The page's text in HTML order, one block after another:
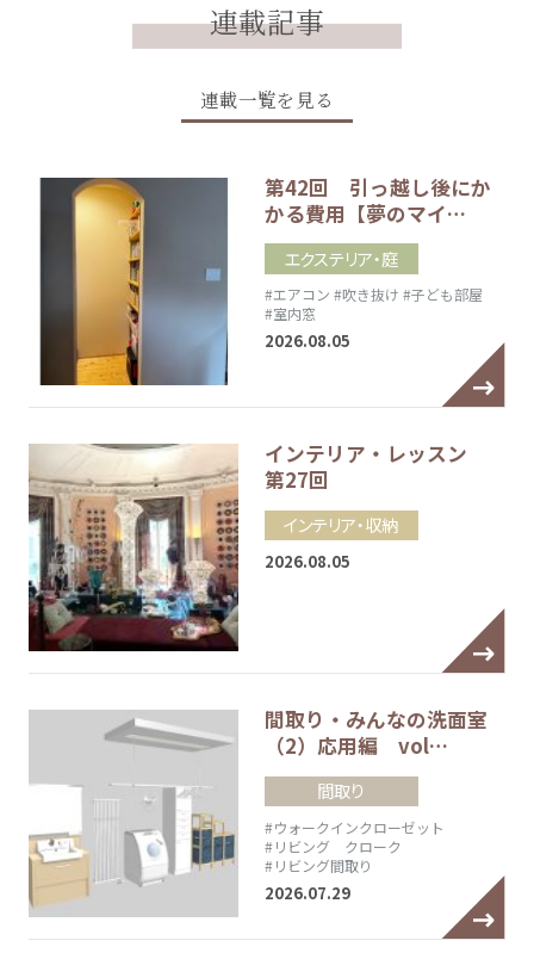
連載記事
連載一覧を見る
第42回 引っ越し後にか
かる費用【夢のマイ…
エクステリア・庭
#エアコン #吹き抜け #子ども部屋
#室内窓
2026.08.05
インテリア・レッスン
第27回
インテリア・収納
2026.08.05
間取り・みんなの洗面室
（2）応用編 vol…
間取り
#ウォークインクローゼット
#リビング クローク
#リビング間取り
2026.07.29